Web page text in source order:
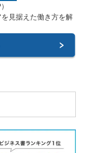
見据えた働き方を解